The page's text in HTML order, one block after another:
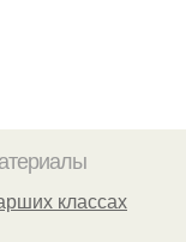
классах